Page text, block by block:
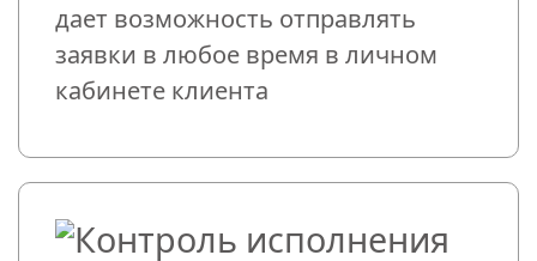
дает возможность отправлять
заявки в любое время в личном
кабинете клиента